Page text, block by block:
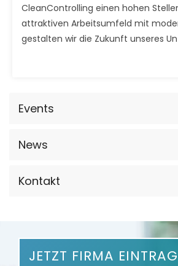
CleanControlling einen hohen
attraktiven Arbeitsumfeld mit
gestalten wir die Zukunft unseres
Events
News
Kontakt
JETZT FIRMA